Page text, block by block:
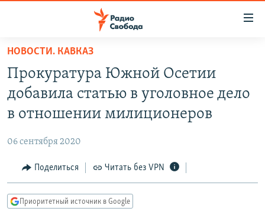
упрощенного
доступа
Вернуться
основному
Вернутся
Вернутся
ПОДКАСТЫ
МНЕНИЯ
КУЛЬТУРА
КАВКАЗ.РЕАЛИИ
НОВОСТИ. КАВКАЗ
Прокуратура Южной Осетии
добавила статью в уголовное дело
в отношении милиционеров
06 сентября 2020
Поделиться Читать без VPN
Приоритетный источник в Google